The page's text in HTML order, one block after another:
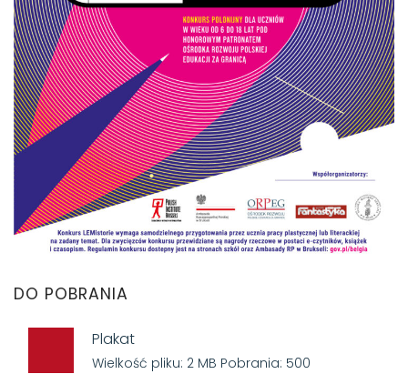
DO POBRANIA
Plakat
Wielkość pliku: 2 MB Pobrania: 500